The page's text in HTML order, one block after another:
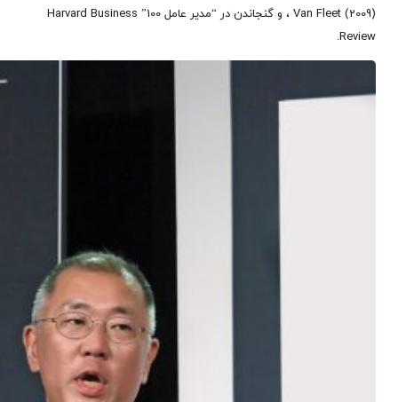
Van Fleet (2009) ، و گنجاندن در “مدیر عامل 100” Harvard Business
Review.